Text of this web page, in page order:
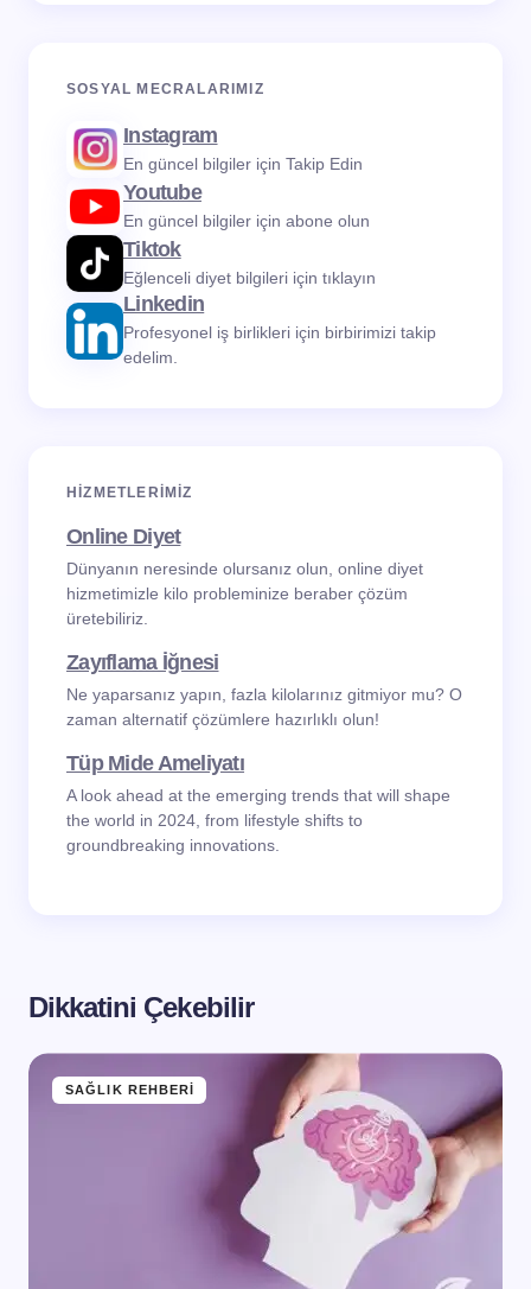
SOSYAL MECRALARIMIZ
Instagram
En güncel bilgiler için Takip Edin
Youtube
En güncel bilgiler için abone olun
Tiktok
Eğlenceli diyet bilgileri için tıklayın
Linkedin
Profesyonel iş birlikleri için birbirimizi takip
edelim.
HIZMETLERIMIZ
Online Diyet
Dünyanın neresinde olursanız olun, online diyet
hizmetimizle kilo probleminize beraber çözüm
üretebiliriz.
Zayıflama İğnesi
Ne yaparsanız yapın, fazla kilolarınız gitmiyor mu? O
zaman alternatif çözümlere hazırlıklı olun!
Tüp Mide Ameliyatı
A look ahead at the emerging trends that will shape
the world in 2024, from lifestyle shifts to
groundbreaking innovations.
Dikkatini Çekebilir
SAĞLIK REHBERI